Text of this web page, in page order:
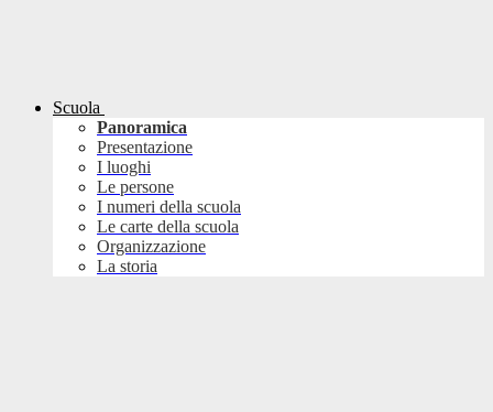
Scuola
Panoramica
Presentazione
I luoghi
Le persone
I numeri della scuola
Le carte della scuola
Organizzazione
La storia